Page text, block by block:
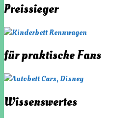
Preissieger
für praktische Fans
Wissenswertes